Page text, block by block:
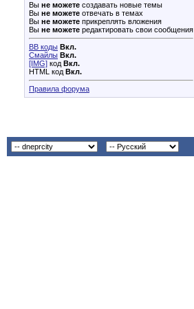
Вы не можете создавать новые темы
Вы не можете отвечать в темах
Вы не можете прикреплять вложения
Вы не можете редактировать свои сообщения
BB коды Вкл.
Смайлы Вкл.
[IMG] код Вкл.
HTML код Вкл.
Правила форума